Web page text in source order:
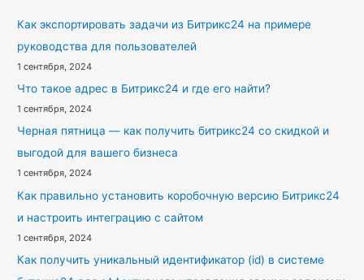
Как экспортировать задачи из Битрикс24 на примере
руководства для пользователей
1 сентября, 2024
Что такое адрес в Битрикс24 и где его найти?
1 сентября, 2024
Черная пятница — как получить битрикс24 со скидкой и
выгодой для вашего бизнеса
1 сентября, 2024
Как правильно установить коробочную версию Битрикс24
и настроить интеграцию с сайтом
1 сентября, 2024
Как получить уникальный идентификатор (id) в системе